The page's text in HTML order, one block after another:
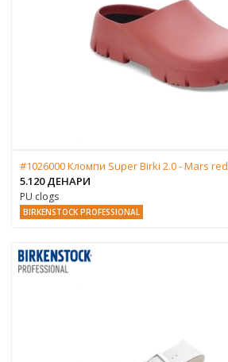
#1026000 Кломпи Super Birki 2.0 - Mars red
5.120 ДЕНАРИ
PU clogs
BIRKENSTOCK PROFESSIONAL